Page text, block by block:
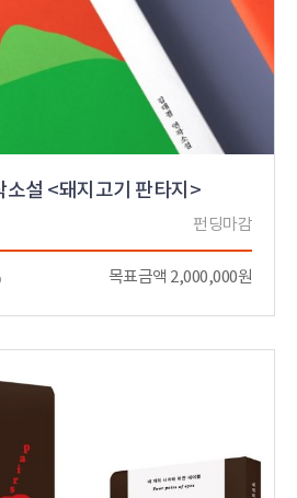
소설 <돼지고기 판타지>
펀딩마감
목표금액 2,000,000원